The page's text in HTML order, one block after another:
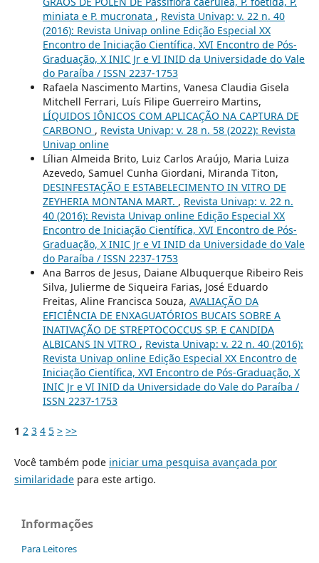
miniata e P. mucronata , Revista Univap: v. 22 n. 40
(2016): Revista Univap online Edição Especial XX
Encontro de Iniciação Científica, XVI Encontro de Pós-
Graduação, X INIC Jr e VI INID da Universidade do Vale
do Paraíba / ISSN 2237-1753
Rafaela Nascimento Martins, Vanesa Claudia Gisela
Mitchell Ferrari, Luís Filipe Guerreiro Martins,
LÍQUIDOS IÔNICOS COM APLICAÇÃO NA CAPTURA DE
CARBONO , Revista Univap: v. 28 n. 58 (2022): Revista
Univap online
Lílian Almeida Brito, Luiz Carlos Araújo, Maria Luiza
Azevedo, Samuel Cunha Giordani, Miranda Titon,
DESINFESTAÇÃO E ESTABELECIMENTO IN VITRO DE
ZEYHERIA MONTANA MART. , Revista Univap: v. 22 n.
40 (2016): Revista Univap online Edição Especial XX
Encontro de Iniciação Científica, XVI Encontro de Pós-
Graduação, X INIC Jr e VI INID da Universidade do Vale
do Paraíba / ISSN 2237-1753
Ana Barros de Jesus, Daiane Albuquerque Ribeiro Reis
Silva, Julierme de Siqueira Farias, José Eduardo
Freitas, Aline Francisca Souza, AVALIAÇÃO DA
EFICIÊNCIA DE ENXAGUATÓRIOS BUCAIS SOBRE A
INATIVAÇÃO DE STREPTOCOCCUS SP. E CANDIDA
ALBICANS IN VITRO , Revista Univap: v. 22 n. 40 (2016):
Revista Univap online Edição Especial XX Encontro de
Iniciação Científica, XVI Encontro de Pós-Graduação, X
INIC Jr e VI INID da Universidade do Vale do Paraíba /
ISSN 2237-1753
1 2 3 4 5 > >>
Você também pode iniciar uma pesquisa avançada por
similaridadepara este artigo.
Informações
Para Leitores